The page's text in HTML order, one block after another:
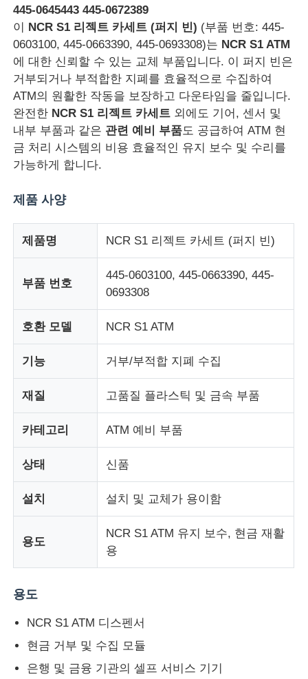
홈
제품 소개
동영상
회사 소개
품질 관리
연락처
모든 케이스
견적 요청
445-0645443 445-0672389
이 NCR S1 리젝트 카세트 (퍼지 빈) (부품 번호: 445-
0603100, 445-0663390, 445-0693308)는 NCR S1 ATM
에 대한 신뢰할 수 있는 교체 부품입니다. 이 퍼지 빈은
거부되거나 부적합한 지폐를 효율적으로 수집하여
ATM의 원활한 작동을 보장하고 다운타임을 줄입니다.
완전한 NCR S1 리젝트 카세트 외에도 기어, 센서 및
내부 부품과 같은 관련 예비 부품도 공급하여 ATM 현
금 처리 시스템의 비용 효율적인 유지 보수 및 수리를
가능하게 합니다.
제품 사양
제품명 NCR S1 리젝트 카세트 (퍼지 빈)
부품 번호
445-0603100, 445-0663390, 445-
0693308
호환 모델 NCR S1 ATM
기능 거부/부적합 지폐 수집
재질 고품질 플라스틱 및 금속 부품
카테고리 ATM 예비 부품
상태 신품
설치 설치 및 교체가 용이함
용도
NCR S1 ATM 유지 보수, 현금 재활
용
용도
NCR S1 ATM 디스펜서
현금 거부 및 수집 모듈
은행 및 금융 기관의 셀프 서비스 기기